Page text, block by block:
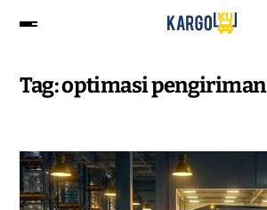
Tag:optimasi pengiriman